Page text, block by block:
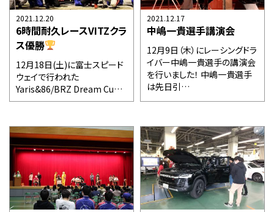
2021.12.20
6時間耐久レースVITZクラ
ス優勝
12月18日(土)に富士スピード
ウェイで行われた
Yaris&86/BRZ Dream Cu…
2021.12.17
中嶋一貴選手講演会
12月9日（木）にレーシングドラ
イバー中嶋一貴選手の講演会
を行いました！ 中嶋一貴選手
は先日引…